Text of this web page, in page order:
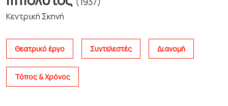
Κεντρική Σκηνή
Θεατρικό έργο Συντελεστές Διανομή
Τόπος & Χρόνος